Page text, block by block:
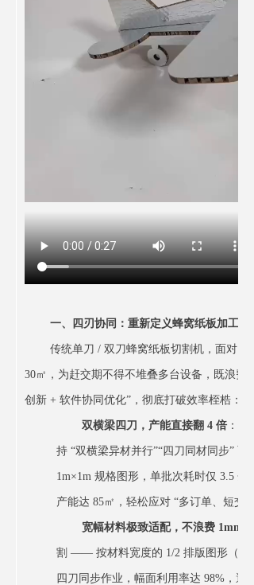
一、四刃协同：重新定义蜂窝纸板加工效
传统单刀 / 双刀蜂窝纸板切割机，面对
30㎡，为赶交期不得不堆叠多台设备，既浪费
创新 + 软件协同优化”，彻底打破效率桎梏：
双横梁四刀，产能直接翻 4 倍 ：
持 “双横梁异材并行”“四刀同材同步”
1m×1m 规格图形，单批次耗时仅 3.5
产能达 85㎡，轻松应对 “多订单、短交
宽幅材料极致适配，不浪费 1mm 幅
割 —— 按材料宽度的 1/2 排版图形（如
四刀同步作业，幅面利用率达 98%，避